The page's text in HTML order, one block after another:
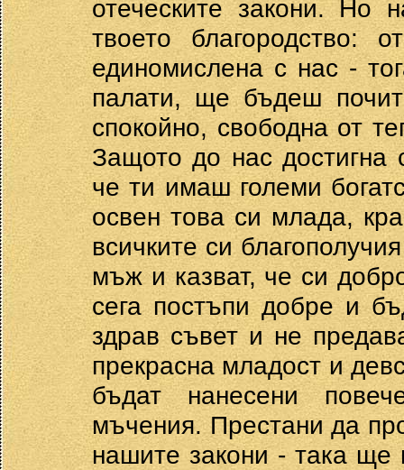
отеческите закони. Но
твоето благородство:
единомислена с нас -
палати, ще бъдеш
спокойно, свободна от
Защото до нас
че ти имаш големи
освен това си млада,
всичките си
мъж и казват, че си
сега постъпи добре и
здрав съвет и не
прекрасна младост и
бъдат нанесени
мъчения. Престани да
нашите закони - така ще